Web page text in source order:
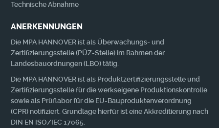
Technische Abnahme
ANERKENNUNGEN
Die MPA HANNOVER ist als Überwachungs- und
Zertifizierungsstelle (PÜZ-Stelle) im Rahmen der
Landesbauordnungen (LBO) tätig.
Die MPA HANNOVER ist als Produktzertifizierungsstelle und
Zertifizierungsstelle für die werkseigene Produktionskontrolle
sowie als Prüflabor für die EU-Bauproduktenverordnung
(CPR) notifiziert. Grundlage hierfür ist eine Akkreditierung nach
DIN EN ISO/IEC 17065.